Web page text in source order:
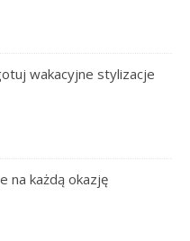
wakacyjne stylizacje
na każdą okazję